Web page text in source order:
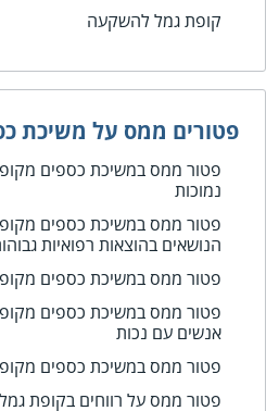
קופת גמל להשקעה
פטורים ממס על משיכת
פטור ממס במשיכת כספים
נמוכות
פטור ממס במשיכת כספים
הנושאים בהוצאות רפואיות
פטור ממס במשיכת כספים
פטור ממס במשיכת כספים
אנשים עם נכות
פטור ממס במשיכת כספים
פטור ממס על רווחים בקופת